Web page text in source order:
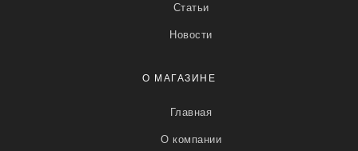
Статьи
Новости
О МАГАЗИНЕ
Главная
О компании